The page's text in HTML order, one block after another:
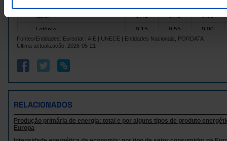
Itália
3,41 6,45
0,09
Letónia
0,15 0,55
0,00
Lituânia
0,46
Malta
Países Baixos
8,17 3,55
0,00
República Checa
5,54 3,86
11,88
Roménia
5,50 3,80
2,70
Fontes/Entidades: Eurostat | AIE | UNECE | Entidades Nacionais, PORDATA
Última actualização: 2026-05-21
RELACIONADOS
Produção primária de energia: total e por alguns tipos de produto
Europa